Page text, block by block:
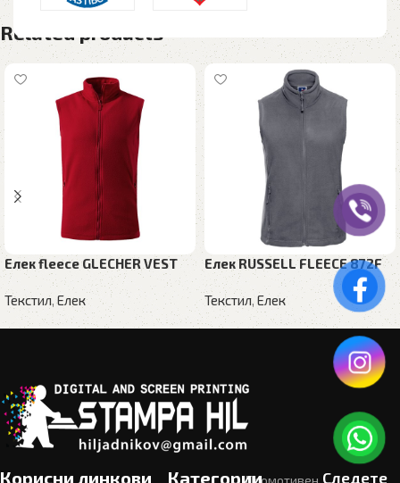
Related products
Елек fleece GLECHER VEST
Текстил,Елек
Елек RUSSELL FLEECE 872F
Текстил, Елек
Корисни линкови КатегорииПромотивен Следете